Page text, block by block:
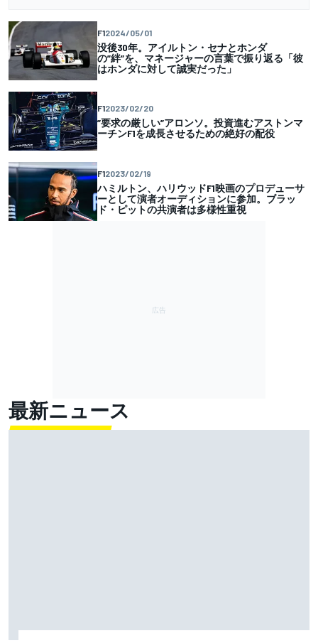
F12024/05/01
没後30年。アイルトン・セナとホンダ
の”絆”を、マネージャーの言葉で振り返る「彼
はホンダに対して誠実だった」
F12023/02/20
”要求の厳しい”アロンソ。投資進むアストンマ
ーチンF1を成長させるための絶好の配役
F12023/02/19
ハミルトン、ハリウッドF1映画のプロデューサ
ーとして演者オーディションに参加。ブラッ
ド・ピットの共演者は多様性重視
最新ニュース